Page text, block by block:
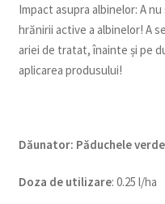
Impact asupra albinelor: A
hrănirii active a albinelor! A
ariei de tratat, înainte și pe
aplicarea produsului!
Dăunator: Păduchele
Doza de utilizare: 0.25 l/ha